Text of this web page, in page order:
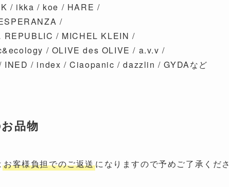
/ ikka / koe / HARE /
/
/ MICHEL KLEIN /
/ OLIVE des OLIVE / a.v.v /
INED / index / Ciaopanic / dazzlin / GYDAなど
品物
お客様負担でのご返送になりますので予めご了承くださ